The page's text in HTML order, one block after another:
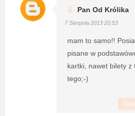
Pan Od Królika
7 Sierpnia 2013 20:53
mam to samo!!
pisane w
kartki, nawet bilety z
tego;-)